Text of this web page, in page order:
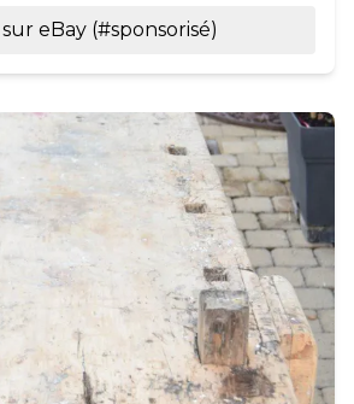
eBay (#sponsorisé)